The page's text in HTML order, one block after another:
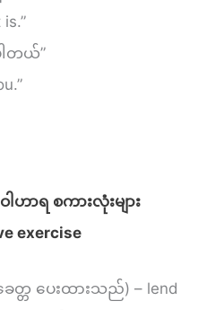
ါတယ်”
ာရ စကားလုံးများ
exercise
တ္တ ပေးထားသည်) – lend